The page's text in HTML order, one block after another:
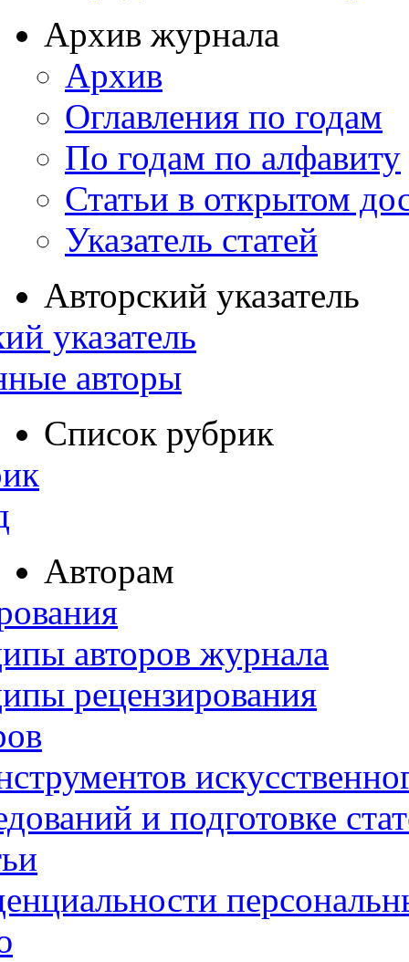
Архив журнала
Архив
Оглавления по годам
По годам по алфавиту
Статьи в открытом
Указатель статей
Авторский указатель
указатель
авторы
Список рубрик
Авторам
авторов журнала
рецензирования
и подготовке